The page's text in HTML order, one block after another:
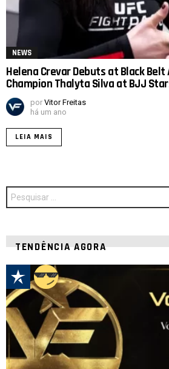
NEWS
Helena Crevar Debuts at Black
Champion Thalyta Silva at BJJ
por Vitor Freitas
há um ano
LEIA MAIS
Procurar
por:
TENDÊNCIA AGORA